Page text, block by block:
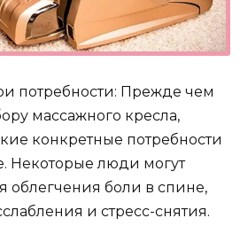
потребности: Прежде чем
массажного кресла,
конкретные потребности
Некоторые люди могут
облегчения боли в спине,
и стресс-снятия.